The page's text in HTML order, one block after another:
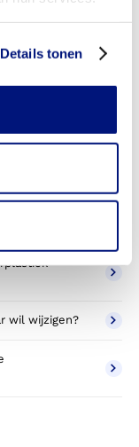
Details tonen
voor
wil wijzigen?